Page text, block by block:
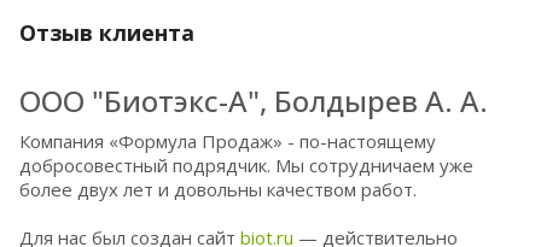
Отзыв клиента
ООО "Биотэкс-А", Болдырев А. А.
Компания «Формула Продаж» - по-настоящему
добросовестный подрядчик. Мы сотрудничаем уже
более двух лет и довольны качеством работ.
Для нас был создан сайт biot.ru — действительно